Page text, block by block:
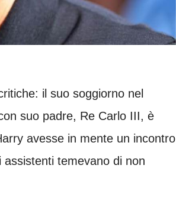
il suo soggiorno nel
suo padre, Re Carlo III, è
avesse in mente un incontro
temevano di non